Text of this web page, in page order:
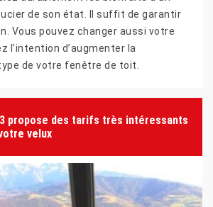
de son état. Il suffit de garantir
Vous pouvez changer aussi votre
l’intention d’augmenter la
de votre fenêtre de toit.
propose des tarifs très intéressants
velux